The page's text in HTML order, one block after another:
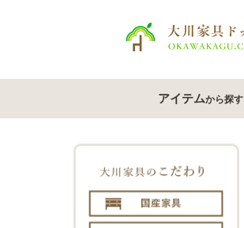
アイテムから探す
テレビボード
幅150cm台
コーナーテレビ台